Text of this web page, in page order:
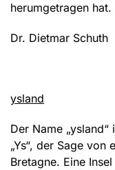
herumgetragen hat.
Dr. Dietmar Schuth
ysland
Der Name „ysland“
„Ys“, der Sage
Bretagne. Eine